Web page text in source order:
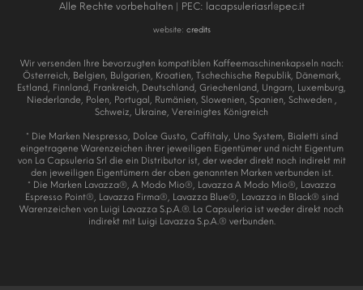
Alle Rechte vorbehalten | PEC: lacapsuleriasrl@pec.it
website: credits
Wir versenden Ihre bevorzugten kompatiblen Kaffeemaschinenkapseln nach:
Österreich, Belgien, Bulgarien, Kroatien, Tschechische Republik, Dänemark,
Estland, Finnland, Frankreich, Deutschland, Griechenland, Ungarn, Luxemburg,
Niederlande, Polen, Portugal, Rumänien, Slowenien, Spanien, Schweden ,
Schweiz, Ukraine, Vereinigtes Königreich
* Die Marken Nespresso, Dolce Gusto, Caffitaly, Uno System, Bialetti sind
eingetragene Warenzeichen ihrer jeweiligen Eigentümer und nicht Eigentum
von La Capsuleria Srl die ein Distributor ist, der weder direkt noch indirekt mit
den jeweiligen Eigentümern der oben genannten Marken verbunden ist.
* Die Marken Lavazza®, A Modo Mio®, Lavazza A Modo Mio®, Lavazza
Espresso Point®, Lavazza Firma®, Lavazza Blue®, Lavazza in Black® sind
Warenzeichen von Luigi Lavazza S.p.A.®. La Capsuleria ist weder direkt noch
indirekt mit Luigi Lavazza S.p.A.® verbunden.